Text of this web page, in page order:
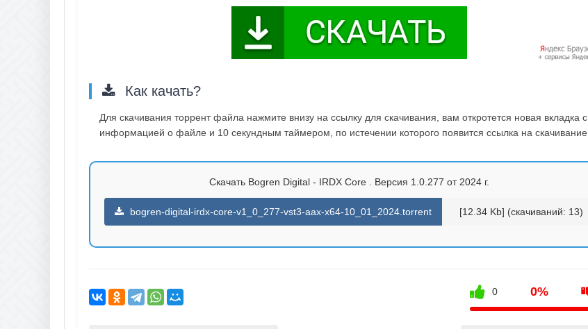
Как качать?
Для скачивания торрент файла нажмите внизу на ссылку для скачивания, вам откротется новая вкладка с
информацией о файле и 10 секундным таймером, по истечении которого появится ссылка на скачивание.
Скачать Bogren Digital - IRDX Core . Версия 1.0.277 от 2024 г.
bogren-digital-irdx-core-v1_0_277-vst3-aax-x64-10_01_2024.torrent [12.34 Kb] (cкачиваний: 13)
0 0%